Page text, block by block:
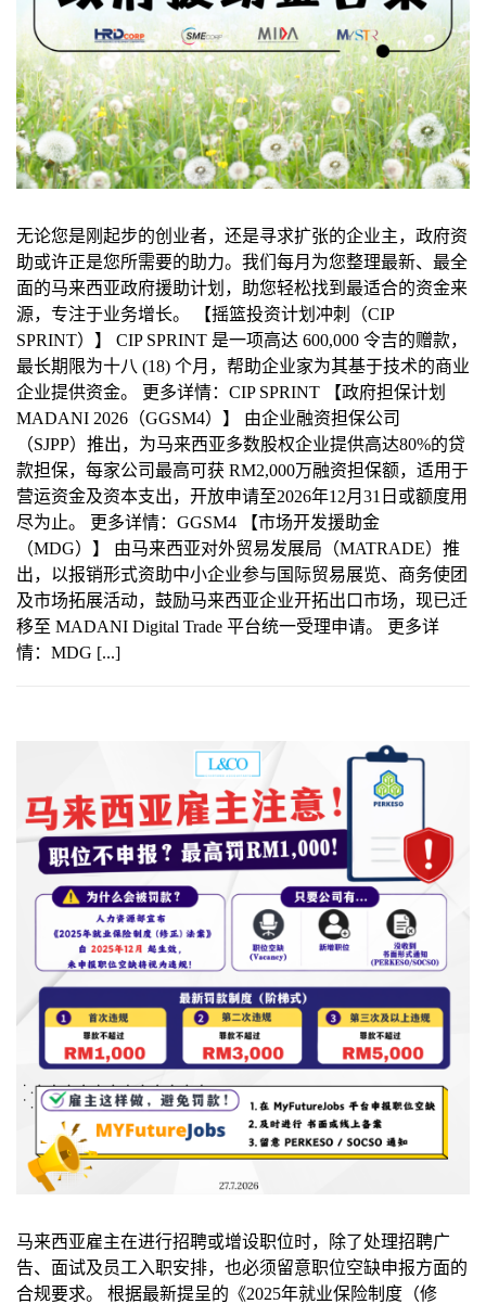
无论您是刚起步的创业者，还是寻求扩张的企业主，政府资
助或许正是您所需要的助力。我们每月为您整理最新、最全
面的马来西亚政府援助计划，助您轻松找到最适合的资金来
源，专注于业务增长。 【摇篮投资计划冲刺（CIP
SPRINT）】 CIP SPRINT 是⼀项⾼达 600,000 令吉的赠款，
最⻓期限为⼗⼋ (18) 个⽉，帮助企业家为其基于技术的商业
企业提供资⾦。 更多详情：CIP SPRINT 【政府担保计划
MADANI 2026（GGSM4）】 由企业融资担保公司
（SJPP）推出，为马来西亚多数股权企业提供高达80%的贷
款担保，每家公司最高可获 RM2,000万融资担保额，适用于
营运资金及资本支出，开放申请至2026年12月31日或额度用
尽为止。 更多详情：GGSM4 【市场开发援助金
（MDG）】 由马来西亚对外贸易发展局（MATRADE）推
出，以报销形式资助中小企业参与国际贸易展览、商务使团
及市场拓展活动，鼓励马来西亚企业开拓出口市场，现已迁
移至 MADANI Digital Trade 平台统一受理申请。 更多详
情：MDG [...]
马来西亚雇主在进行招聘或增设职位时，除了处理招聘广
告、面试及员工入职安排，也必须留意职位空缺申报方面的
合规要求。 根据最新提呈的《2025年就业保险制度（修